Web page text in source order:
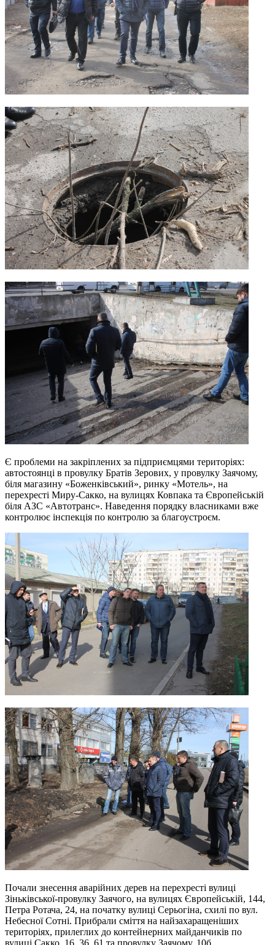
Є проблеми на закріплених за підприємцями територіях:
автостоянці в провулку Братів Зерових, у провулку Заячому,
біля магазину «Боженківський», ринку «Мотель», на
перехресті Миру-Сакко, на вулицях Ковпака та Європейській
біля АЗС «Автотранс». Наведення порядку власниками вже
контролює інспекція по контролю за благоустроєм.
Почали знесення аварійних дерев на перехресті вулиці
Зіньківської-провулку Заячого, на вулицях Європейській, 144,
Петра Ротача, 24, на початку вулиці Серьогіна, схилі по вул.
Небесної Сотні. Прибрали сміття на найзахаращеніших
територіях, прилеглих до контейнерних майданчиків по
вулиці Сакко, 16, 36, 61 та провулку Заячому, 10б.